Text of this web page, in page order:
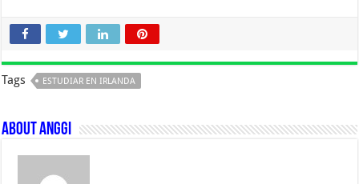
Tags ESTUDIAR EN IRLANDA
About Anggi